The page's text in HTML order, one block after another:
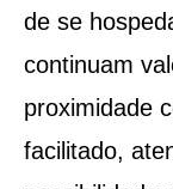
de se
continuam
proximidade
facilitado,